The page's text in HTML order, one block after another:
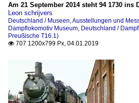
Am 21 September 2014 steht 94 1730 ins
Leon schrijvers
Deutschland / Museen, Ausstellungen und
Dampflokomotiv Museum, Deutschland /
Preußische T16.1)
 707 1200x799 Px, 04.01.2019